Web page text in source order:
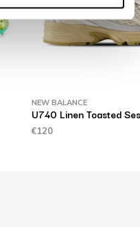
NEW BALANCE
U740 Linen Toasted
€120